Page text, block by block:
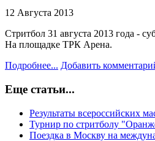
12 Августа 2013
Стритбол 31 августа 2013 года -
На площадке ТРК Арена.
Подробнее... Добавить
Еще статьи...
Результаты всероссийских
Турнир по стритболу
Поездка в Москву на